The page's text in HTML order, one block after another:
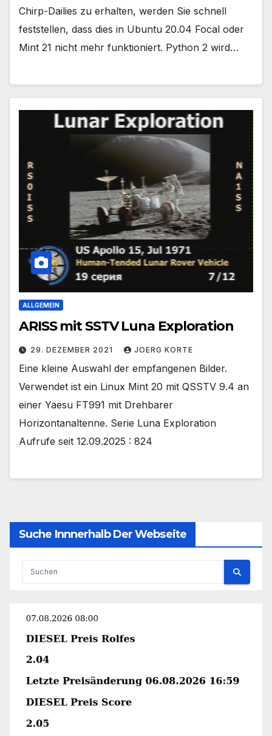
Chirp-Dailies zu erhalten, werden Sie schnell
feststellen, dass dies in Ubuntu 20.04 Focal oder
Mint 21 nicht mehr funktioniert. Python 2 wird…
ALLGEMEIN
ARISS mit SSTV Luna Exploration
29. DEZEMBER 2021 JOERG KORTE
Eine kleine Auswahl der empfangenen Bilder.
Verwendet ist ein Linux Mint 20 mit QSSTV 9.4 an
einer Yaesu FT991 mit Drehbarer
Horizontanaltenne. Serie Luna Exploration
Aufrufe seit 12.09.2025 : 824
Suche Innnerhalb Der Webseite